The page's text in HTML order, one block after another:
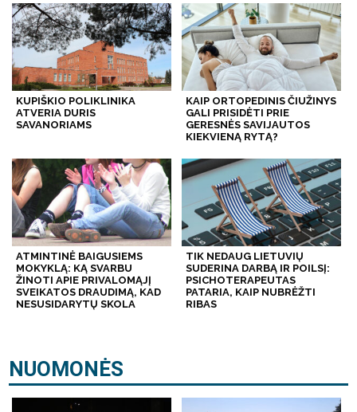
KUPIŠKIO POLIKLINIKA
ATVERIA DURIS
SAVANORIAMS
KAIP ORTOPEDINIS ČIUŽINYS
GALI PRISIDĖTI PRIE
GERESNĖS SAVIJAUTOS
KIEKVIENĄ RYTĄ?
ATMINTINĖ BAIGUSIEMS
MOKYKLĄ: KĄ SVARBU
ŽINOTI APIE PRIVALOMĄJĮ
SVEIKATOS DRAUDIMĄ, KAD
NESUSIDARYTŲ SKOLA
TIK NEDAUG LIETUVIŲ
SUDERINA DARBĄ IR POILSĮ:
PSICHOTERAPEUTAS
PATARIA, KAIP NUBRĖŽTI
RIBAS
NUOMONĖS